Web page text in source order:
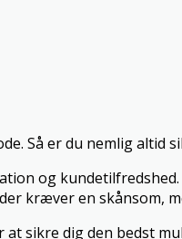
Så er du nemlig
og
kræver en skånsom,
sikre dig den bedst